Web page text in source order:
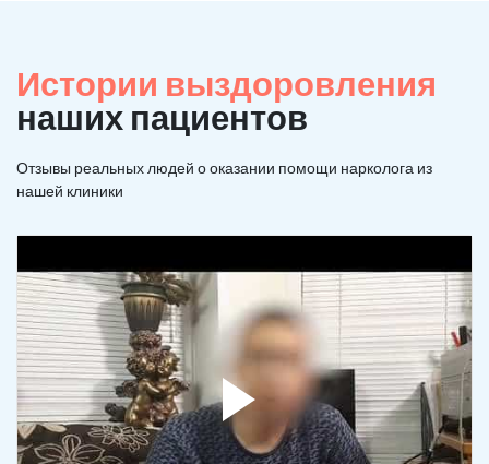
Истории выздоровления
наших пациентов
Отзывы реальных людей о оказании помощи нарколога из
нашей клиники